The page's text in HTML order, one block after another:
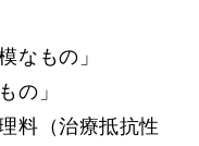
なもの」
の」
料（治療抵抗性